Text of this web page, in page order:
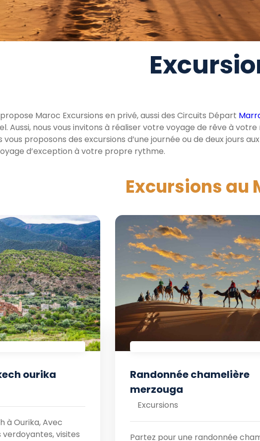
propose Maroc Excursions en privé, aussi des Circuits Départ
Aussi, nous vous invitons à réaliser votre voyage de rêve à
vous proposons des excursions d’une journée ou de deux jours
d’exception à votre propre rythme.
Excursions au
ourika
à Ourika, Avec
visites
Randonnée chamelière
merzouga
Excursions
Partez pour une randonnée